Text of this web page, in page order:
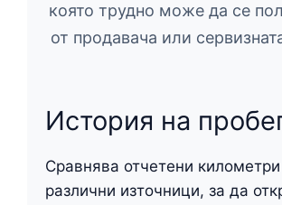
която трудно може да се
от продавача или
История на
Сравнява отчетени километри
различни източници, за да